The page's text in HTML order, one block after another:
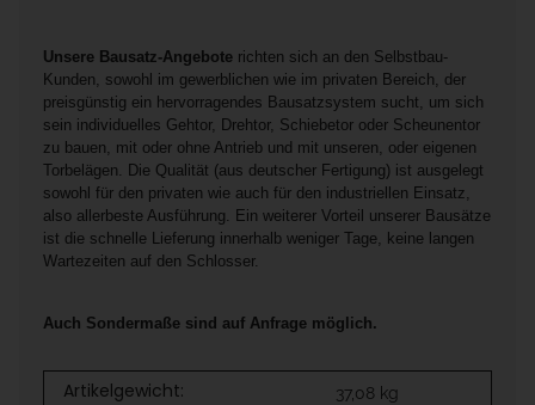
Unsere Bausatz-Angebote richten sich an den Selbstbau-
Kunden, sowohl im gewerblichen wie im privaten Bereich, der
preisgünstig ein hervorragendes Bausatzsystem sucht, um sich
sein individuelles Gehtor, Drehtor, Schiebetor oder Scheunentor
zu bauen, mit oder ohne Antrieb und mit unseren, oder eigenen
Torbelägen. Die Qualität (aus deutscher Fertigung) ist ausgelegt
sowohl für den privaten wie auch für den industriellen Einsatz,
also allerbeste Ausführung. Ein weiterer Vorteil unserer Bausätze
ist die schnelle Lieferung innerhalb weniger Tage, keine langen
Wartezeiten auf den Schlosser.
Auch Sondermaße sind auf Anfrage möglich.
Artikelgewicht: 37,08 kg